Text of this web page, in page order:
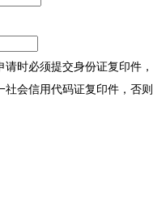
时必须提交身份证复印件
会信用代码证复印件，否